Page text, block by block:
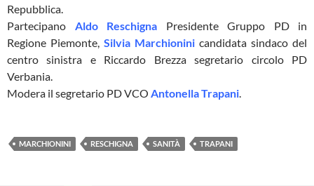
Repubblica.
Partecipano Aldo Reschigna Presidente Gruppo PD in
Regione Piemonte, Silvia Marchionini candidata sindaco del
centro sinistra e Riccardo Brezza segretario circolo PD
Verbania.
Modera il segretario PD VCO Antonella Trapani.
MARCHIONINI RESCHIGNA SANITÀ TRAPANI